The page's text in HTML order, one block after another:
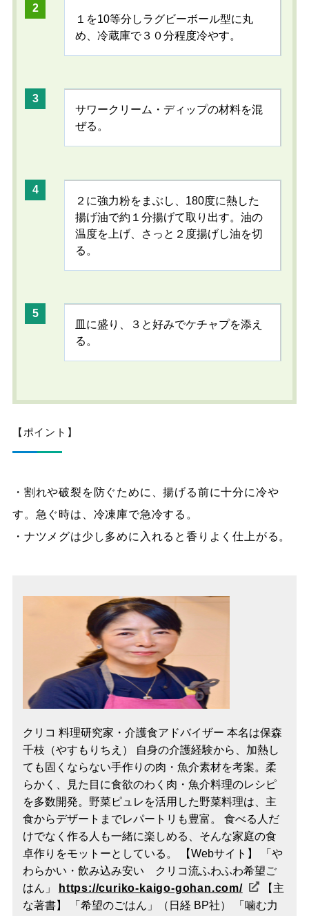
１を10等分しラグビーボール型に丸
め、冷蔵庫で３０分程度冷やす。
サワークリーム・ディップの材料を混
ぜる。
２に強力粉をまぶし、180度に熱した
揚げ油で約１分揚げて取り出す。油の
温度を上げ、さっと２度揚げし油を切
る。
皿に盛り、３と好みでケチャプを添え
る。
【ポイント】
・割れや破裂を防ぐために、揚げる前に十分に冷や
す。急ぐ時は、冷凍庫で急冷する。
・ナツメグは少し多めに入れると香りよく仕上がる。
クリコ 料理研究家・介護食アドバイザー 本名は保森
千枝（やすもりちえ） 自身の介護経験から、加熱し
ても固くならない手作りの肉・魚介素材を考案。柔
らかく、見た目に食欲のわく肉・魚介料理のレシピ
を多数開発。野菜ピュレを活用した野菜料理は、主
食からデザートまでレパートリも豊富。 食べる人だ
けでなく作る人も一緒に楽しめる、そんな家庭の食
卓作りをモットーとしている。 【Webサイト】 「や
わらかい・飲み込み安い クリコ流ふわふわ希望ご
はん」
https://curiko-kaigo-gohan.com/
【主
な著書】 「希望のごはん」（日経 BP社） 「噛む力